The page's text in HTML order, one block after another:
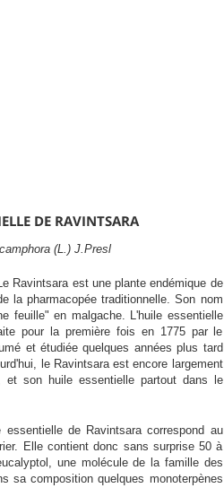
DE RAVINTSARA
(L.) J.Presl
Ravintsara est une plante endémique de
la pharmacopée traditionnelle. Son nom
feuille" en malgache. L'huile essentielle
pour la première fois en 1775 par le
et étudiée quelques années plus tard
le Ravintsara est encore largement
son huile essentielle partout dans le
essentielle de Ravintsara correspond au
Elle contient donc sans surprise 50 à
une molécule de la famille des
sa composition quelques monoterpènes